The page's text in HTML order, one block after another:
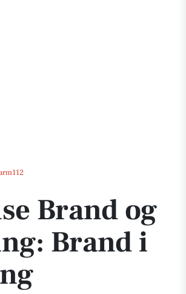
Redning: Brand i bygning
Brand og
Brand i